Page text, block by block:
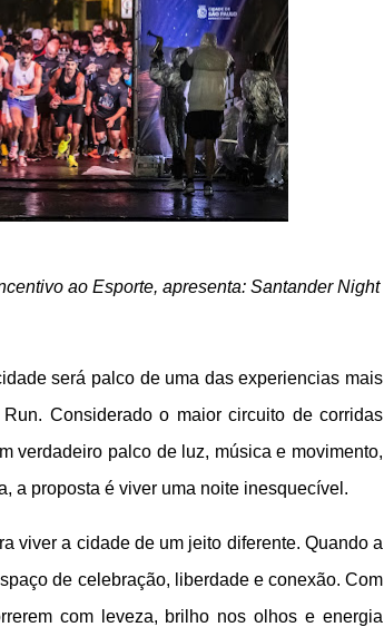
ao Esporte, apresenta: Santander Night
será palco de uma das experiencias mais
Considerado o maior circuito de corridas
verdadeiro palco de luz, música e movimento,
a proposta é viver uma noite inesquecível.
viver a cidade de um jeito diferente. Quando a
de celebração, liberdade e conexão. Com
com leveza, brilho nos olhos e energia